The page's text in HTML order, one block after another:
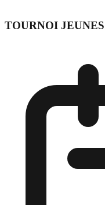
TOURNOI JEUNES